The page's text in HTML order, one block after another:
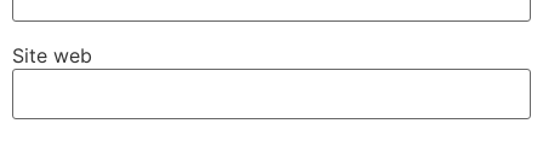
Site web